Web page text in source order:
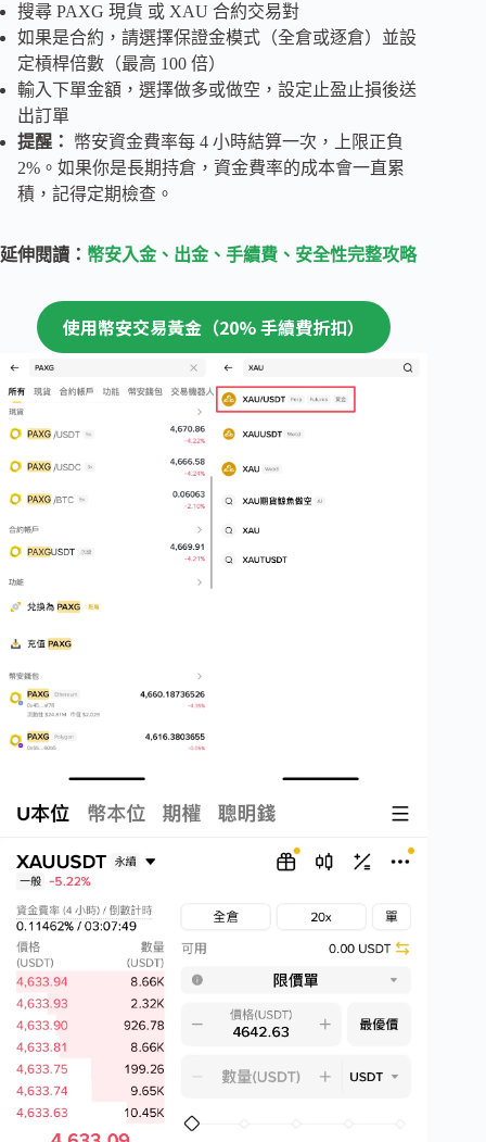
搜尋 PAXG 現貨 或 XAU 合約交易對
如果是合約，請選擇保證金模式（全倉或逐倉）並設
定槓桿倍數（最高 100 倍）
輸入下單金額，選擇做多或做空，設定止盈止損後送
出訂單
提醒：
幣安資金費率每 4 小時結算一次，上限正負
2%。如果你是長期持倉，資金費率的成本會一直累
積，記得定期檢查。
延伸閱讀： 幣安入金、出金、手續費、安全性完整攻略
使用幣安交易黃金（20% 手續費折扣）